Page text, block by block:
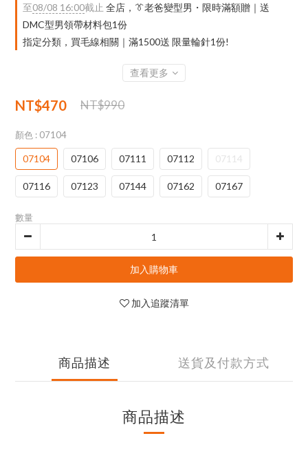
至08/08 16:00截止 全店，👔老爸變型男・限時滿額贈｜送
DMC型男領帶材料包1份
指定分類，買毛線相關｜滿1500送 限量輪針1份!
查看更多
NT$470 NT$990
顏色 : 07104
07104 07106 07111 07112 07114
07116 07123 07144 07162 07167
數量
加入購物車
加入追蹤清單
商品描述 送貨及付款方式
商品描述